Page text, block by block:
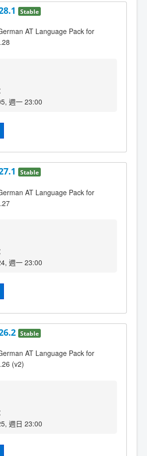
Stable
AT Language Pack for
週一 23:00
Stable
AT Language Pack for
週一 23:00
Stable
AT Language Pack for
(v2)
週日 23:00